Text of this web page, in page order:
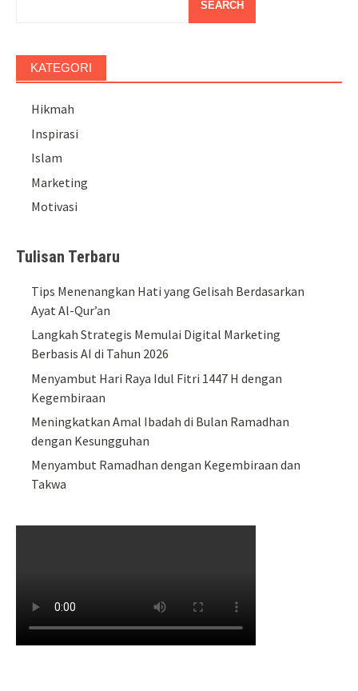
SEARCH
KATEGORI
Hikmah
Inspirasi
Islam
Marketing
Motivasi
Tulisan Terbaru
Tips Menenangkan Hati yang Gelisah Berdasarkan
Ayat Al-Qur’an
Langkah Strategis Memulai Digital Marketing
Berbasis AI di Tahun 2026
Menyambut Hari Raya Idul Fitri 1447 H dengan
Kegembiraan
Meningkatkan Amal Ibadah di Bulan Ramadhan
dengan Kesungguhan
Menyambut Ramadhan dengan Kegembiraan dan
Takwa